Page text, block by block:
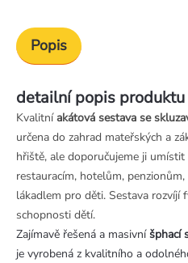
Popis
detailní popis produktu
Kvalitníakátová sestava se
určena do zahrad mateřských a
hřiště, ale doporučujeme ji
restauracím, hotelům,
lákadlem pro děti. Sestava rozvíjí
schopnosti dětí.
Zajímavě řešená a masivníšphací
je vyrobená z kvalitního a